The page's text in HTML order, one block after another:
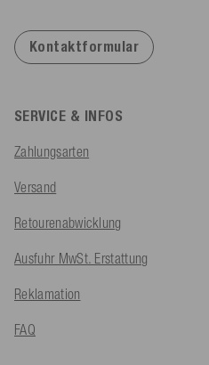
Kontaktformular
SERVICE & INFOS
Zahlungsarten
Versand
Retourenabwicklung
Ausfuhr MwSt. Erstattung
Reklamation
FAQ